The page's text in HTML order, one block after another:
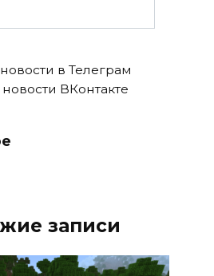
в Телеграм
ВКонтакте
записи